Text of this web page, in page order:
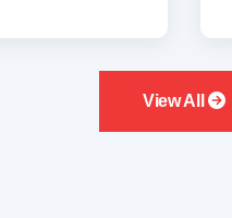
View All